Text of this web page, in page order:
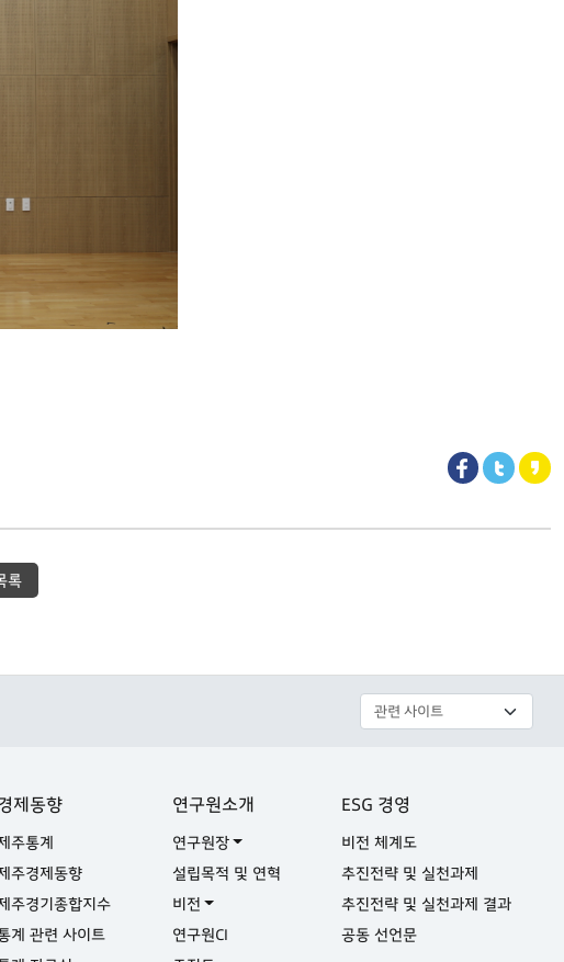
록
제동향
주통계
주경제동향
주경기종합지수
계 관련 사이트
연구원소개
연구원장
설립목적 및 연혁
비전
연구원CI
ESG 경영
비전 체계도
추진전략 및 실천과제
추진전략 및 실천과제 결과
공동 선언문